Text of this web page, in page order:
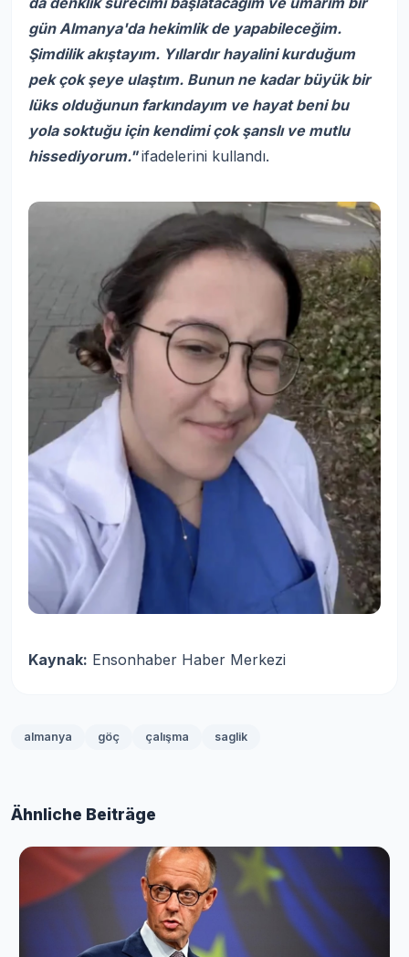
gün Almanya'da hekimlik de yapabileceğim.
Şimdilik akıştayım. Yıllardır hayalini kurduğum
pek çok şeye ulaştım. Bunun ne kadar büyük bir
lüks olduğunun farkındayım ve hayat beni bu
yola soktuğu için kendimi çok şanslı ve mutlu
hissediyorum."ifadelerini kullandı.
Kaynak: Ensonhaber Haber Merkezi
almanya göç çalışma saglik
Ähnliche Beiträge